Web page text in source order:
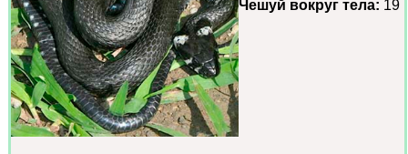
Чешуй вокруг тела: 19